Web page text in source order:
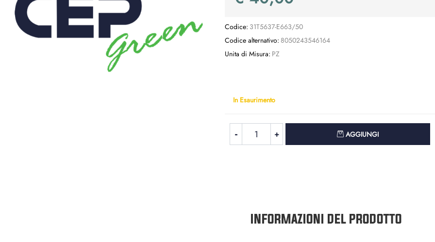
Codice: 31T5637-E663/50
Codice alternativo: 8050243546164
Unita di Misura: PZ
In Esaurimento
AGGIUNGI
INFORMAZIONI DEL PRODOTTO